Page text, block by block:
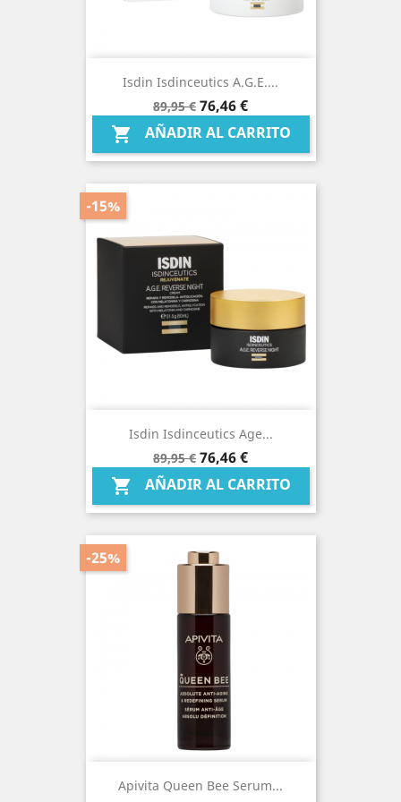
Isdin Isdinceutics A.g.e....
Precio
base
89,95 € Precio
76,46 €
 AÑADIR AL CARRITO
Isdin Isdinceutics Age...
Precio
base
89,95 €
-15%
Precio
76,46 €
 AÑADIR AL CARRITO
Apivita Queen Bee Serum...
-25%